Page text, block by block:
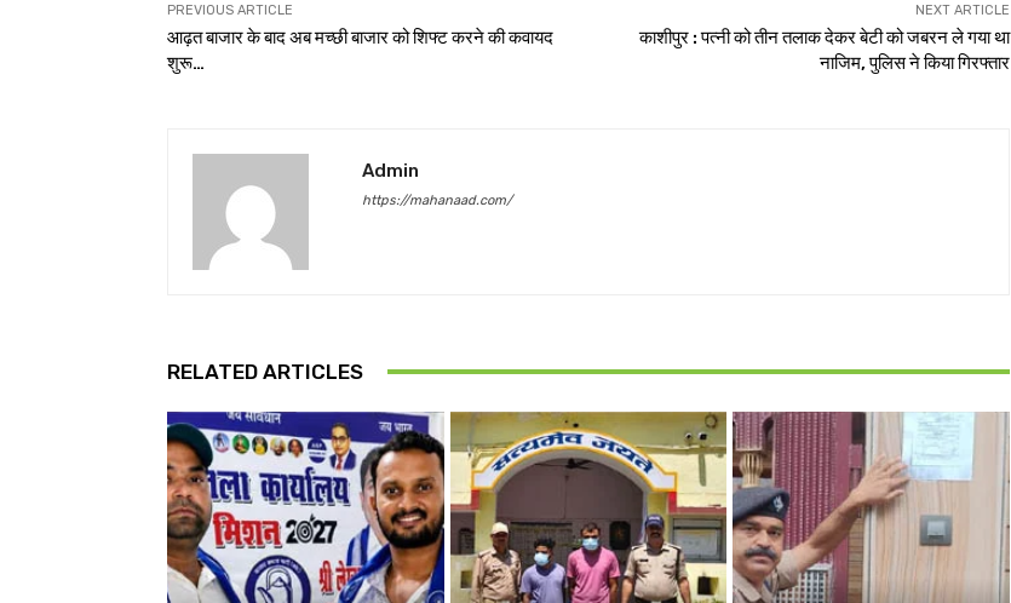
PREVIOUS ARTICLE
आढ़त बाजार के बाद अब मच्छी बाजार को शिफ्ट करने की कवायद
शुरू…
NEXT ARTICLE
काशीपुर : पत्नी को तीन तलाक देकर बेटी को जबरन ले गया था
नाजिम, पुलिस ने किया गिरफ्तार
Admin
https://mahanaad.com/
RELATED ARTICLES